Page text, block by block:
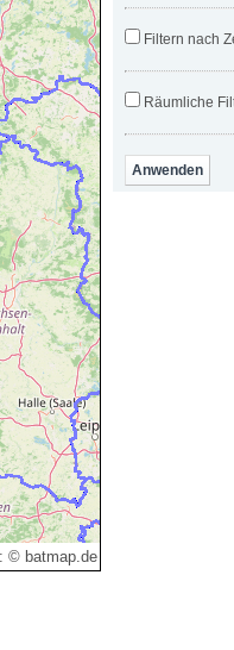
© batmap.de
Filtern nach
Räumliche